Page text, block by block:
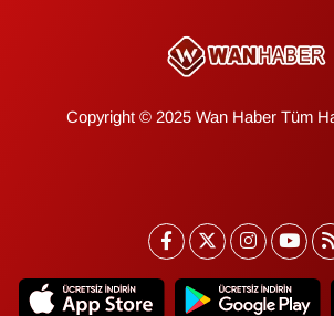
Copyright © 2025 Wan Haber Tüm